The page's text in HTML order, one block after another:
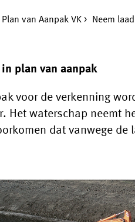
Plan van Aanpak VK Neem
plan van aanpak
voor de verkenning
Het waterschap neemt
dat vanwege